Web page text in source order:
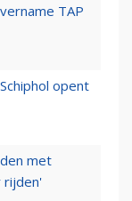
TAP
opent
met
rijden'